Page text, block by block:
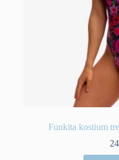
Funkita kostium